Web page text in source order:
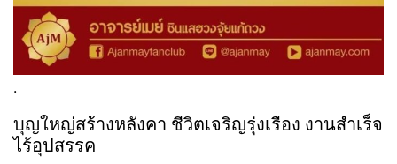
.
บุญใหญ่สร้างหลังคา ชีวิตเจริญรุ่งเรือง งานสำเร็จ
ไร้อุปสรรค